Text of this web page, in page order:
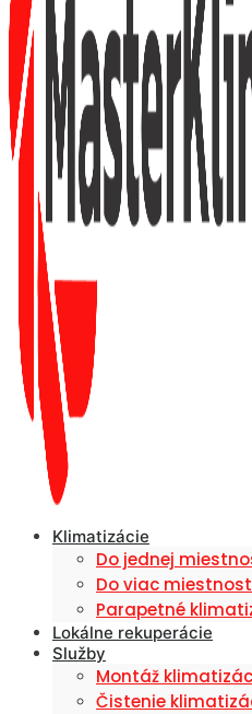
Klimatizácie
Do jednej
Do viac
Parapetné
Lokálne rekuperácie
Služby
Montáž
Čistenie